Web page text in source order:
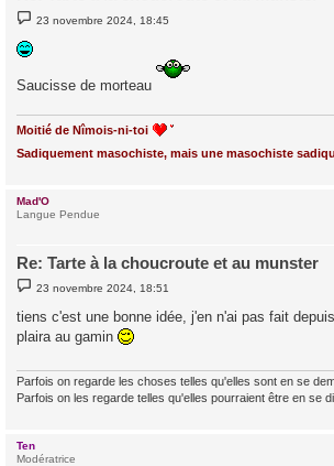
M
e
s
g
e
23 novembre 2024, 18:45
Saucisse de morteau
Moitié de Nîmois-ni-toi
Sadiquement masochiste, mais une masochiste
Mad'O
Langue Pendue
Re: Tarte à la choucroute et au munster
M
e
s
a
23 novembre 2024, 18:51
tiens c'est une bonne idée, j'en n'ai pas fait
plaira au gamin
Parfois on regarde les choses telles qu'elles sont en se
Parfois on les regarde telles qu'elles pourraient être en se
Ten
Modératrice